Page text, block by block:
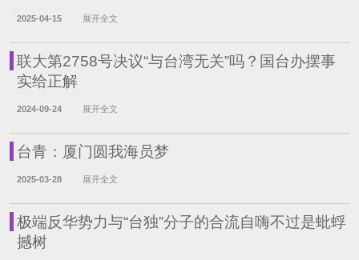
2025-04-15 展开全文
联大第2758号决议“与台湾无关”吗？国台办摆事
实给正解
2024-09-24 展开全文
台青：厦门圆我海员梦
2025-03-28 展开全文
极端反华势力与“台独”分子的合流自嗨不过是蚍蜉
撼树